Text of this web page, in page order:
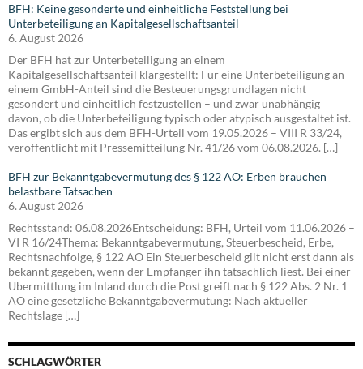
BFH: Keine gesonderte und einheitliche Feststellung bei
Unterbeteiligung an Kapitalgesellschaftsanteil
6. August 2026
Der BFH hat zur Unterbeteiligung an einem
Kapitalgesellschaftsanteil klargestellt: Für eine Unterbeteiligung an
einem GmbH-Anteil sind die Besteuerungsgrundlagen nicht
gesondert und einheitlich festzustellen – und zwar unabhängig
davon, ob die Unterbeteiligung typisch oder atypisch ausgestaltet ist.
Das ergibt sich aus dem BFH-Urteil vom 19.05.2026 – VIII R 33/24,
veröffentlicht mit Pressemitteilung Nr. 41/26 vom 06.08.2026. […]
BFH zur Bekanntgabevermutung des § 122 AO: Erben brauchen
belastbare Tatsachen
6. August 2026
Rechtsstand: 06.08.2026Entscheidung: BFH, Urteil vom 11.06.2026 –
VI R 16/24Thema: Bekanntgabevermutung, Steuerbescheid, Erbe,
Rechtsnachfolge, § 122 AO Ein Steuerbescheid gilt nicht erst dann als
bekannt gegeben, wenn der Empfänger ihn tatsächlich liest. Bei einer
Übermittlung im Inland durch die Post greift nach § 122 Abs. 2 Nr. 1
AO eine gesetzliche Bekanntgabevermutung: Nach aktueller
Rechtslage […]
SCHLAGWÖRTER